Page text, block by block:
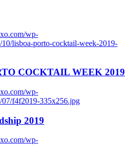
wp-
10/lisboa-porto-cocktail-week-2019-
COCKTAIL WEEK 2019
wp-
07/f4f2019-335x256.jpg
2019
wp-